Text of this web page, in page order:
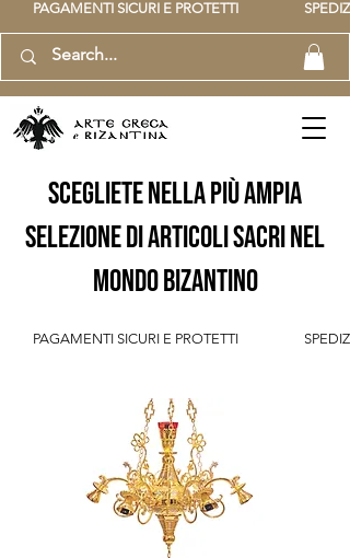
PAGAMENTI SICURI E PROTETTI
scegliete nella più ampia
selezione di articoli sacri nel
mondo bizantino
PAGAMENTI SICURI E PROTETTI